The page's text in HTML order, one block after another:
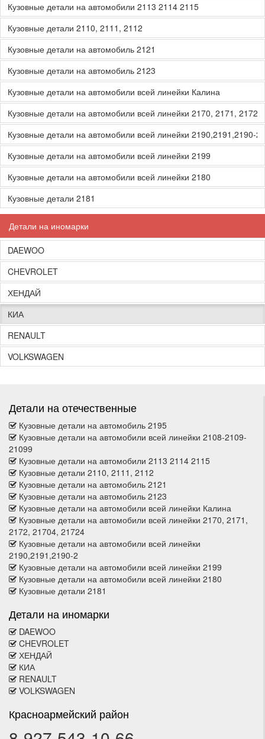
Кузовные детали на автомобили 2113 2114 2115
Кузовные детали 2110, 2111, 2112
Кузовные детали на автомобиль 2121
Кузовные детали на автомобиль 2123
Кузовные детали на автомобили всей линейки Калина
Кузовные детали на автомобили всей линейки 2170, 2171, 2172,
Кузовные детали на автомобили всей линейки 2190,2191,2190-2
Кузовные детали на автомобили всей линейки 2199
Кузовные детали на автомобили всей линейки 2180
Кузовные детали 2181
Детали на иномарки
DAEWOO
CHEVROLET
ХЕНДАЙ
КИА
RENAULT
VOLKSWAGEN
Детали на отечественные
Кузовные детали на автомобиль 2195
Кузовные детали на автомобили всей линейки 2108-2109-
21099
Кузовные детали на автомобили 2113 2114 2115
Кузовные детали 2110, 2111, 2112
Кузовные детали на автомобиль 2121
Кузовные детали на автомобиль 2123
Кузовные детали на автомобили всей линейки Калина
Кузовные детали на автомобили всей линейки 2170, 2171,
2172, 21704, 21724
Кузовные детали на автомобили всей линейки
2190,2191,2190-2
Кузовные детали на автомобили всей линейки 2199
Кузовные детали на автомобили всей линейки 2180
Кузовные детали 2181
Детали на иномарки
DAEWOO
CHEVROLET
ХЕНДАЙ
КИА
RENAULT
VOLKSWAGEN
Красноармейский район